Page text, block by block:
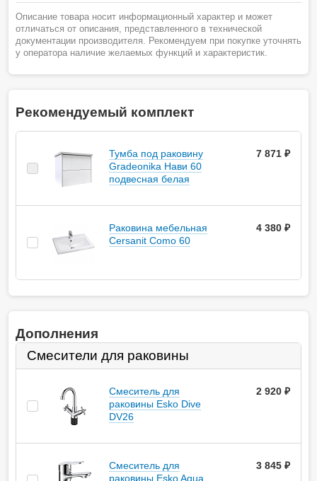
Описание товара носит информационный характер и может
отличаться от описания, представленного в технической
документации производителя. Рекомендуем при покупке уточнять
у оператора наличие желаемых функций и характеристик.
Рекомендуемый комплект
Тумба под раковину
Gradeonika Нави 60
подвесная белая
7 871 ₽
Раковина мебельная
Cersanit Como 60
4 380 ₽
Дополнения
Смесители для раковины
Смеситель для
раковины Esko Dive
DV26
2 920
Смеситель для
раковины Esko Aqua
3 845